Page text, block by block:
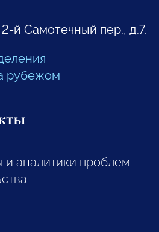
2-й Самотечный пер., д.7.
рубежом
и аналитики проблем